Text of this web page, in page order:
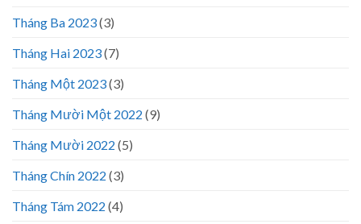
Tháng Ba 2023(3)
Tháng Hai 2023(7)
Tháng Một 2023(3)
Tháng Mười Một 2022 (9)
Tháng Mười 2022 (5)
Tháng Chín 2022 (3)
Tháng Tám 2022 (4)